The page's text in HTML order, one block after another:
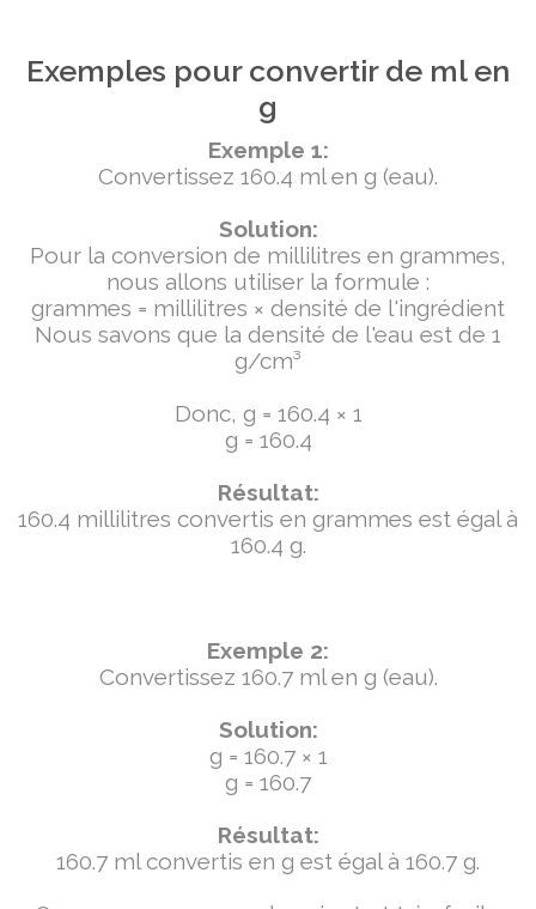
Exemples pour convertir de ml en
g
Exemple 1:
Convertissez 160.4 ml en g (eau).
Solution:
Pour la conversion de millilitres en grammes,
nous allons utiliser la formule :
grammes = millilitres × densité de l'ingrédient
Nous savons que la densité de l'eau est de 1
g/cm³
Donc, g = 160.4 × 1
g = 160.4
Résultat:
160.4 millilitres convertis en grammes est égal à
160.4 g.
Exemple 2:
Convertissez 160.7 ml en g (eau).
Solution:
g = 160.7 × 1
g = 160.7
Résultat:
160.7 ml convertis en g est égal à 160.7 g.